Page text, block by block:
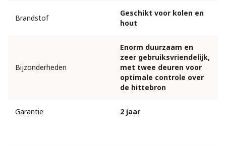
Brandstof
Geschikt voor kolen en
hout
Bijzonderheden
Enorm duurzaam en
zeer gebruiksvriendelijk,
met twee deuren voor
optimale controle over
de hittebron
Garantie 2 jaar